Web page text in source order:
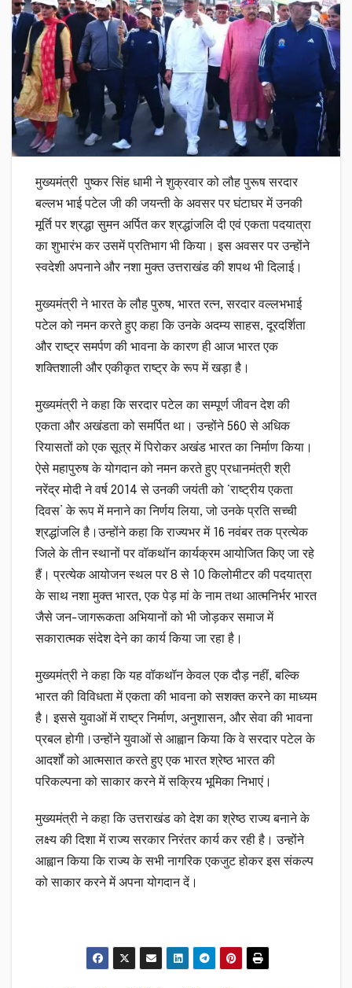
मुख्यमंत्री पुष्कर सिंह धामी ने शुक्रवार को लौह पुरूष सरदार
बल्लभ भाई पटेल जी की जयन्ती के अवसर पर घंटाघर में उनकी
मूर्ति पर श्रद्धा सुमन अर्पित कर श्रद्धांजलि दी एवं एकता पदयात्रा
का शुभारंभ कर उसमें प्रतिभाग भी किया। इस अवसर पर उन्होंने
स्वदेशी अपनाने और नशा मुक्त उत्तराखंड की शपथ भी दिलाई।
मुख्यमंत्री ने भारत के लौह पुरुष, भारत रत्न, सरदार वल्लभभाई
पटेल को नमन करते हुए कहा कि उनके अदम्य साहस, दूरदर्शिता
और राष्ट्र समर्पण की भावना के कारण ही आज भारत एक
शक्तिशाली और एकीकृत राष्ट्र के रूप में खड़ा है।
मुख्यमंत्री ने कहा कि सरदार पटेल का सम्पूर्ण जीवन देश की
एकता और अखंडता को समर्पित था। उन्होंने 560 से अधिक
रियासतों को एक सूत्र में पिरोकर अखंड भारत का निर्माण किया।
ऐसे महापुरुष के योगदान को नमन करते हुए प्रधानमंत्री श्री
नरेंद्र मोदी ने वर्ष 2014 से उनकी जयंती को ‘राष्ट्रीय एकता
दिवस’ के रूप में मनाने का निर्णय लिया, जो उनके प्रति सच्ची
श्रद्धांजलि है।उन्होंने कहा कि राज्यभर में 16 नवंबर तक प्रत्येक
जिले के तीन स्थानों पर वॉकथॉन कार्यक्रम आयोजित किए जा रहे
हैं। प्रत्येक आयोजन स्थल पर 8 से 10 किलोमीटर की पदयात्रा
के साथ नशा मुक्त भारत, एक पेड़ मां के नाम तथा आत्मनिर्भर भारत
जैसे जन-जागरूकता अभियानों को भी जोड़कर समाज में
सकारात्मक संदेश देने का कार्य किया जा रहा है।
मुख्यमंत्री ने कहा कि यह वॉकथॉन केवल एक दौड़ नहीं, बल्कि
भारत की विविधता में एकता की भावना को सशक्त करने का माध्यम
है। इससे युवाओं में राष्ट्र निर्माण, अनुशासन, और सेवा की भावना
प्रबल होगी।उन्होंने युवाओं से आह्वान किया कि वे सरदार पटेल के
आदर्शों को आत्मसात करते हुए एक भारत श्रेष्ठ भारत की
परिकल्पना को साकार करने में सक्रिय भूमिका निभाएं।
मुख्यमंत्री ने कहा कि उत्तराखंड को देश का श्रेष्ठ राज्य बनाने के
लक्ष्य की दिशा में राज्य सरकार निरंतर कार्य कर रही है। उन्होंने
आह्वान किया कि राज्य के सभी नागरिक एकजुट होकर इस संकल्प
को साकार करने में अपना योगदान दें।